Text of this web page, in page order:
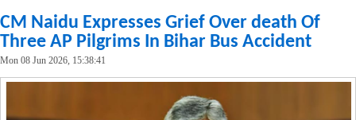
CM Naidu Expresses Grief Over death Of
Three AP Pilgrims In Bihar Bus Accident
Mon 08 Jun 2026, 15:38:41